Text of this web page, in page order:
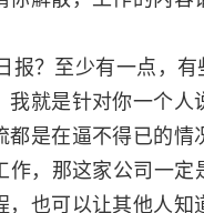
？至少有一点，有
就是针对你一个人
是在逼不得已的情
，那这家公司一定
也可以让其他人知